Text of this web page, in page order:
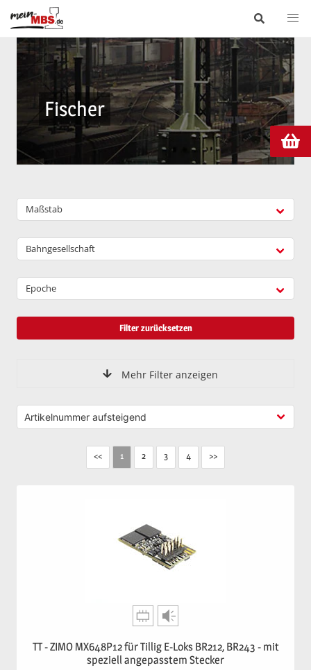
Fischer
Maßstab
Bahngesellschaft
Epoche
Filter zurücksetzen
Mehr Filter anzeigen
<< 1 2 3 4 >>
TT - ZIMO MX648P12 für Tillig E-Loks BR212, BR243 - mit
speziell angepasstem Stecker